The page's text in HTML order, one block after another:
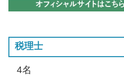
税理士
4名